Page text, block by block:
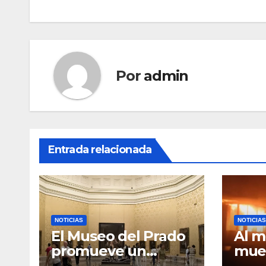
entradas
Por admin
Entrada relacionada
NOTICIAS
El Museo del Prado
promueve un
NOTICIAS
Al